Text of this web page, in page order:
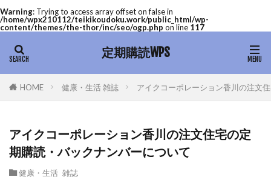
Warning: Trying to access array offset on false in
/home/wpx210112/teikikoudoku.work/public_html/wp-
content/themes/the-thor/inc/seo/ogp.php on line 117
定期購読WPS
HOME 健康・生活 雑誌 アイクコーポレーション香川の注文
アイクコーポレーション香川の注文住宅の定
期購読・バックナンバーについて
健康・生活 雑誌